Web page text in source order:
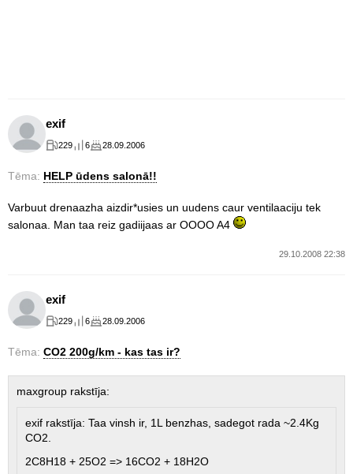
exif
229 6 28.09.2006
Tēma: HELP ūdens salonā!!
Varbuut drenaazha aizdir*usies un uudens caur ventilaaciju tek
salonaa. Man taa reiz gadiijaas ar OOOO A4
29.10.2008 22:38
exif
229 6 28.09.2006
Tēma: CO2 200g/km - kas tas ir?
maxgroup rakstīja:
exif rakstīja: Taa vinsh ir, 1L benzhas, sadegot rada ~2.4Kg
CO2.
2C8H18 + 25O2 => 16CO2 + 18H2O